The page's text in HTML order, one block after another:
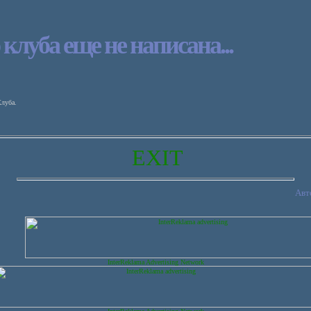
еще не написана...
EXIT
InterReklama Advertising Network